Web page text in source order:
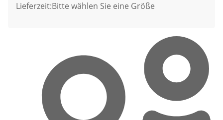
Lieferzeit:Bitte wählen Sie eine Größe